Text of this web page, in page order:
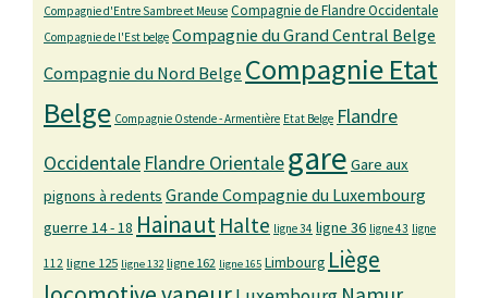
Compagnie d'Entre Sambre et Meuse Compagnie de Flandre Occidentale
Compagnie de l'Est belge Compagnie du Grand Central Belge
Compagnie du Nord Belge Compagnie Etat
Belge Compagnie Ostende - Armentière Etat Belge Flandre
Occidentale Flandre Orientalegare Gare aux
pignons à redents Grande Compagnie du Luxembourg
guerre 14 - 18 Hainaut Halte ligne 34 ligne 36 ligne 43 ligne
112 ligne 125 ligne 132 ligne 162 ligne 165 Limbourg Liège